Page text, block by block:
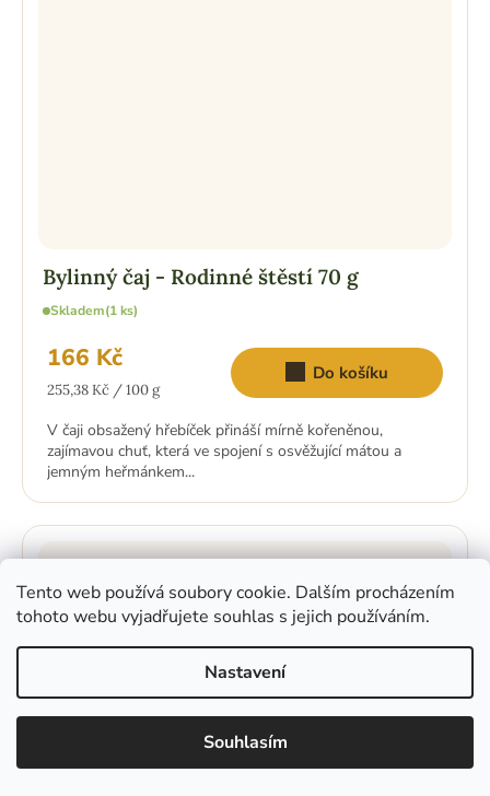
Tento web používá soubory cookie. Dalším procházením
tohoto webu vyjadřujete souhlas s jejich používáním.
Nastavení
Souhlasím
Bylinný čaj - Rodinné štěstí 70 g
Skladem(1 ks)
166 Kč
Měrná
255,38 Kč / 100 g
Do košíku
V čaji obsažený hřebíček přináší mírně kořeněnou,
zajímavou chuť, která ve spojení s osvěžující mátou a
jemným heřmánkem...